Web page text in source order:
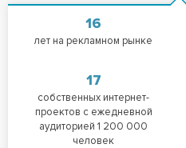
16
лет на рекламном рынке
17
собственных интернет-
проектов с ежедневной
аудиторией 1 200 000
человек